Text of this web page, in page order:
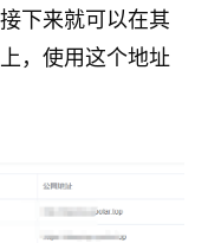
下来就可以在其
，使用这个地址